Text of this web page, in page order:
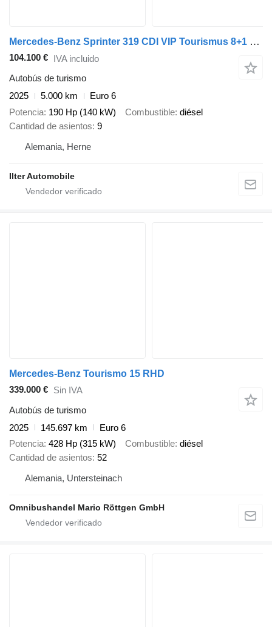
Mercedes-Benz Sprinter 319 CDI VIP Tourismus 8+1 Business LED
104.100 € IVA incluido
Autobús de turismo
2025
5.000 km
Euro 6
Potencia 190 Hp (140 kW) Combustible diésel
Cantidad de asientos 9
Alemania, Herne
Ilter Automobile
Mercedes-Benz Tourismo 15 RHD
339.000 € Sin IVA
Autobús de turismo
2025
145.697 km
Euro 6
Potencia 428 Hp (315 kW) Combustible diésel
Cantidad de asientos 52
Alemania, Untersteinach
Omnibushandel Mario Röttgen GmbH